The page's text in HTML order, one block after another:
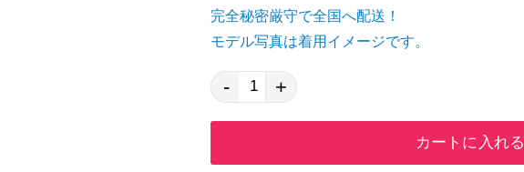
完全秘密厳守で全国へ配送！
モデル写真は着用イメージです。
- +
カートに入れる